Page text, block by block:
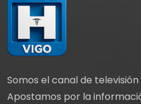
Somos el canal de
Apostamos por la